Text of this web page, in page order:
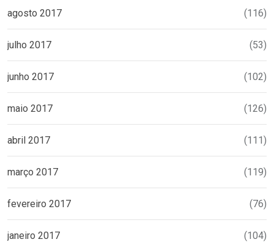
agosto 2017 (116)
julho 2017 (53)
junho 2017 (102)
maio 2017 (126)
abril 2017 (111)
março 2017 (119)
fevereiro 2017 (76)
janeiro 2017 (104)